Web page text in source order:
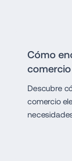
Cómo
Descubre
comercio